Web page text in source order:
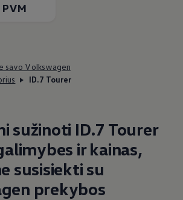
savo Volkswagen
ID.7 Tourer
sužinoti ID.7 Tourer
ir kainas,
susisiekti su
prekybos